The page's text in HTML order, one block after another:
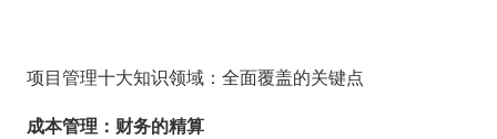
项目管理十大知识领域：全面覆盖的关键点
成本管理：财务的精算